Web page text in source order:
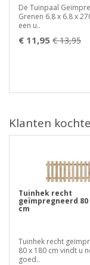
De Tuinpaal
Grenen 6.8 x 6.8 x
een u..
€ 11,95 € 13,95
Klanten
Tuinhek recht
geïmpregneerd 80
cm
Tuinhek recht
80 x 180 cm vindt u
goed..